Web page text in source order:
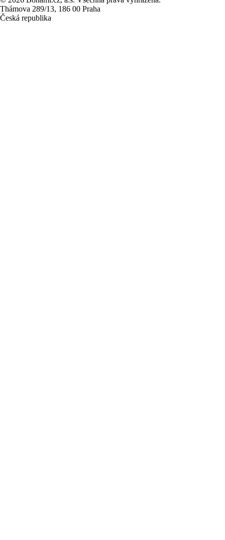
Thámova 289/13, 186 00 Praha
Česká republika